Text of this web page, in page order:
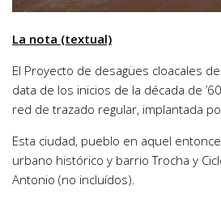
La nota (textual)
El Proyecto de desagües cloacales
data de los inicios de la década de
red de trazado regular, implantada
Esta ciudad, pueblo en aquel
urbano histórico y barrio Trocha y
Antonio (no incluídos).